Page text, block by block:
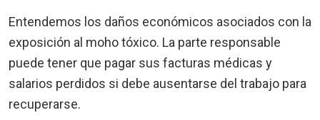
Entendemos los daños económicos asociados con la
exposición al moho tóxico. La parte responsable
puede tener que pagar sus facturas médicas y
salarios perdidos si debe ausentarse del trabajo para
recuperarse.